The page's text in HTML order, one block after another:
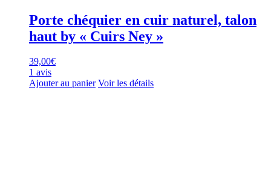
Porte chéquier en cuir naturel, talon
haut by « Cuirs Ney »
39,00€
1 avis
Ajouter au panier Voir les détails